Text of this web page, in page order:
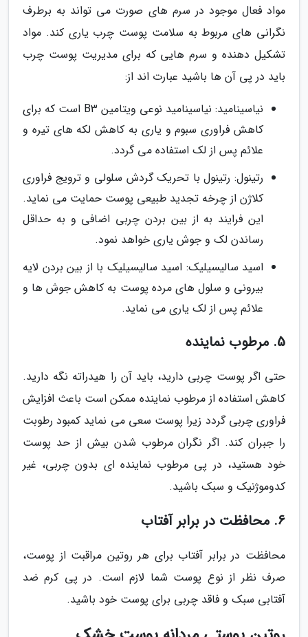
مواد فعال موجود در سرم های صورت می تواند به برطرف
نگرانی های مربوط به سلامت پوست چرب یاری کند. مواد
تشکیل دهنده و سرم هایی که برای مدیریت پوست چرب
باید در پی آن ها باشید عبارت اند از:
نیاسینامید: نیاسینامید نوعی ویتامین B3 است که برای
کاهش فراوری سبوم و یاری به کاهش لکه های تیره و
علائم پس از لک استفاده می گردد.
رتینول: رتینول با تحریک گردش سلولی و ترویج فراوری
کلاژن از چرخه تجدید طبیعی پوست حمایت می نماید.
این فرایند به از بین بردن چربی اضافی و به حداقل
رساندن لک و جوش یاری خواهد نمود.
اسید سالیسیلیک: اسید سالیسیلیک با از بین بردن لایه
بیرونی و سلول های مرده پوست به کاهش جوش ها و
علائم پس از لک یاری می نماید.
5. مرطوب نماینده
حتی اگر پوست چربی دارید، باید آن را هیدراته نگه دارید.
کاهش استفاده از مرطوب نماینده ممکن است باعث افزایش
فراوری چربی گردد زیرا پوست سعی می نماید کمبود رطوبت
را جبران کند. اگر نگران مرطوب شدن بیش از حد پوست
خود هستید، در پی مرطوب نماینده ای بدون چربی، غیر
کدوموژنیک و سبک باشید.
6. محافظت در برابر آفتاب
محافظت در برابر آفتاب برای هر روتین مراقبت از پوست،
صرف نظر از نوع پوست شما لازم است. در پی کرم ضد
آفتابی سبک و فاقد چربی برای پوست خود باشید.